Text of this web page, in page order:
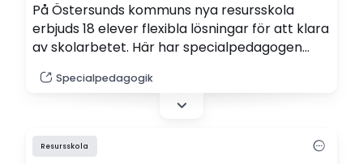
På Östersunds kommuns nya resursskola
erbjuds 18 elever flexibla lösningar för att klara
av skolarbetet. Här har specialpedagogen
verksamheten från grunden.
Specialpedagogik
Resursskola